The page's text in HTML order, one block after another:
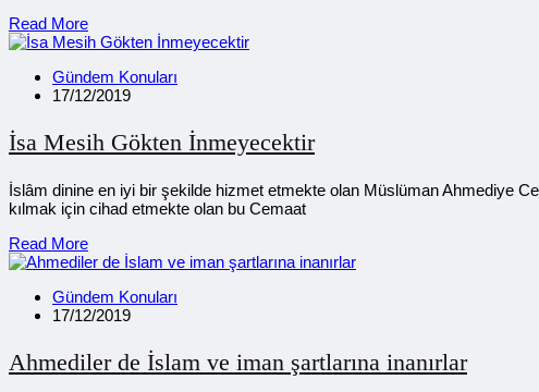
Read More
Gündem Konuları
17/12/2019
İsa Mesih Gökten İnmeyecektir
İslâm dinine en iyi bir şekilde hizmet etmekte olan Müslüman Ahmediye
kılmak için cihad etmekte olan bu Cemaat
Read More
Gündem Konuları
17/12/2019
Ahmediler de İslam ve iman şartlarına inanırlar